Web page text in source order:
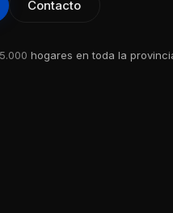
Contacto
hogares en toda la